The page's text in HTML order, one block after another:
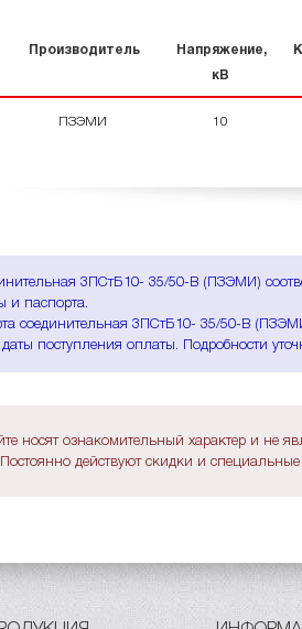
Производитель Напряжение,
кВ
ПЗЭМИ 10
3ПСтБ10- 35/50-В (ПЗЭМИ)
и паспорта.
соединительная 3ПСтБ10- 35/50-В
поступления оплаты. Подробности
носят ознакомительный характер и не
действуют скидки и